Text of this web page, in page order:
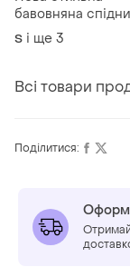
бавовняна
zara
S і ще 3
Всі товари
Поділитися: